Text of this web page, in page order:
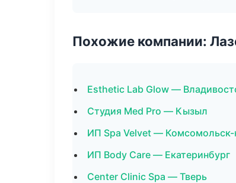
Похожие компании:
Esthetic Lab Glow —
Студия Med Pro — Кызыл
ИП Spa Velvet —
ИП Body Care — Екатеринбург
Center Clinic Spa — Тверь